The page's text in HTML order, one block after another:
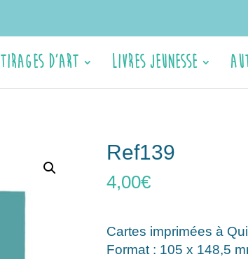
Tirages d’Art Livres jeunesse
Ref139
4,00€
Cartes imprimées à
Format : 105 x 148,5